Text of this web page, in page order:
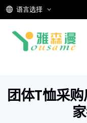
语言选择
团体T恤采